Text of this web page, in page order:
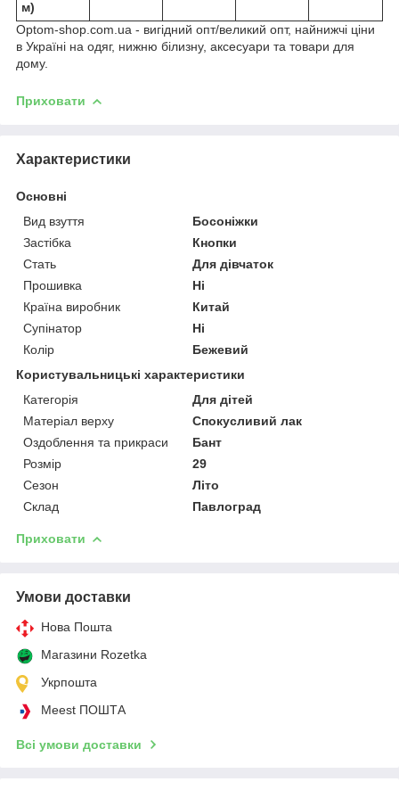
м)
Optom-shop.com.ua - вигідний опт/великий опт, найнижчі ціни
в Україні на одяг, нижню білизну, аксесуари та товари для
дому.
Приховати
Характеристики
Основні
Вид взуття
Босоніжки
Застібка
Кнопки
Стать
Для дівчаток
Прошивка
Ні
Країна виробник
Китай
Супінатор
Ні
Колір
Бежевий
Користувальницькі характеристики
Категорія
Для дітей
Матеріал верху
Спокусливий лак
Оздоблення та прикраси
Бант
Розмір
29
Сезон
Літо
Склад
Павлоград
Приховати
Умови доставки
Нова Пошта
Магазини Rozetka
Укрпошта
Meest ПОШТА
Всі умови доставки